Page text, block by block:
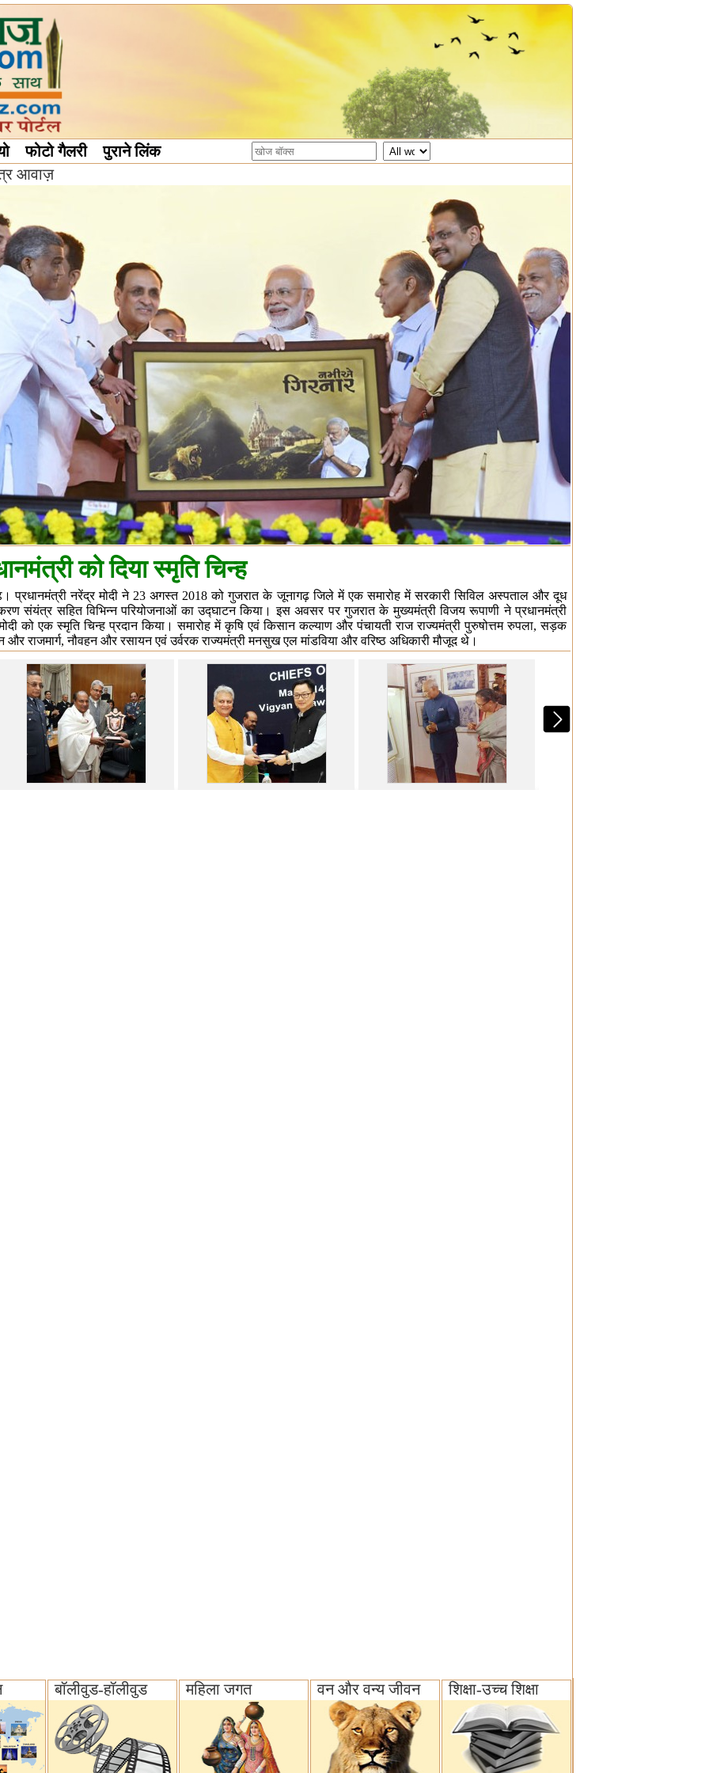
फोटो गैलरी
पुराने लिंक
आवाज़
को दिया स्मृति ‌चिन्ह
प्रधानमंत्री नरेंद्र मोदी ने 23 अगस्त 2018 को गुजरात के जूनागढ़ जिले में एक समारोह में सरकारी सिविल अस्पताल और दूध
संयंत्र सहित विभिन्न परियोजनाओं का उद्घाटन किया। इस अवसर पर गुजरात के मुख्यमंत्री विजय रूपाणी ने प्रधानमंत्री
को एक स्मृति ‌चिन्ह प्रदान किया। समारोह में कृषि एवं किसान कल्याण और पंचायती राज राज्यमंत्री पुरुषोत्तम रुपला, सड़क
और राजमार्ग, नौवहन और रसायन एवं उर्वरक राज्यमंत्री मनसुख एल मांडविया और वरिष्ठ अधिकारी मौजूद थे।
बॉलीवुड-हॉलीवुड महिला जगत वन और वन्य जीवन‌ शिक्षा-उच्च शिक्षा